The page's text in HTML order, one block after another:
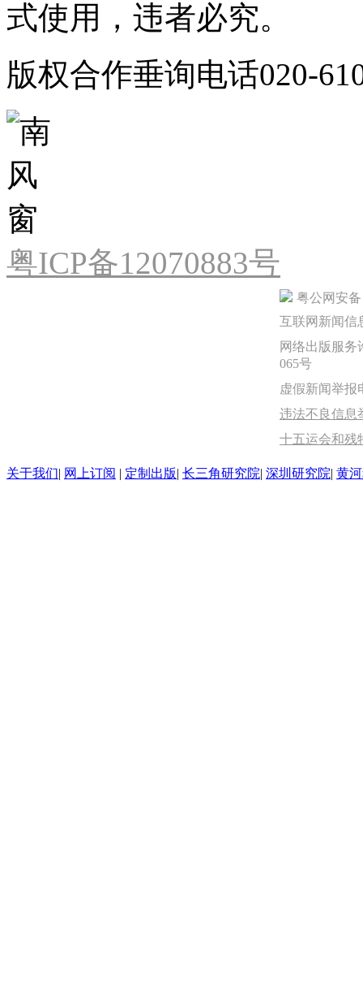
式使用，违者必究。
版权合作垂询电话020-
粤ICP备12070883号
粤公网安备
互联网新闻信
网络出版服务
065号
虚假新闻举报
违法不良信息
十五运会和残
关于我们| 网上订阅 | 定制出版| 长三角研究院| 深圳研究院| 黄